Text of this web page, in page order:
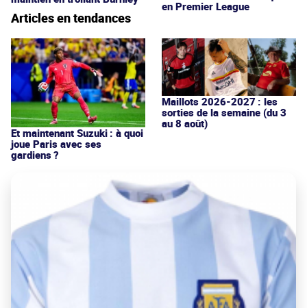
en Premier League
Articles en tendances
Et maintenant Suzuki : à quoi
joue Paris avec ses
gardiens ?
Maillots 2026-2027 : les
sorties de la semaine (du 3
au 8 août)